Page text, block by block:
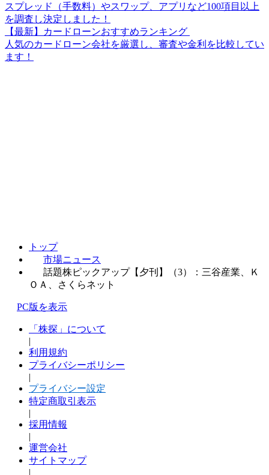
スプレッド（手数料）やスワップ、アプリなど100項目以上
を調査し決定しました！
【最新】カードローンおすすめランキング
人気のカードローン会社を厳選し、審査や金利を比較してい
ます！
トップ
市場ニュース
話題株ピックアップ【夕刊】（3）：三谷産業、Ｋ
ＯＡ、さくらネット
PC版を表示
「株探」について
|
利用規約
プライバシーポリシー
|
プライバシー設定
特定商取引表示
|
採用情報
|
運営会社
サイトマップ
|